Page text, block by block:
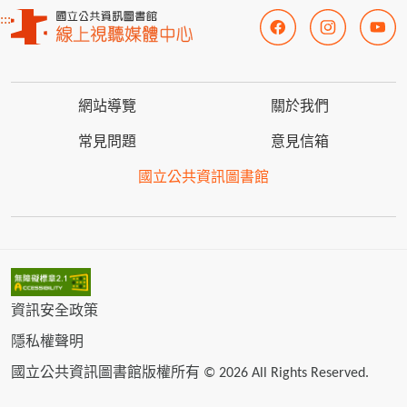
:::
網站導覽 關於我們
常見問題 意見信箱
國立公共資訊圖書館
資訊安全政策
隱私權聲明
國立公共資訊圖書館版權所有 © 2026 All Rights Reserved.